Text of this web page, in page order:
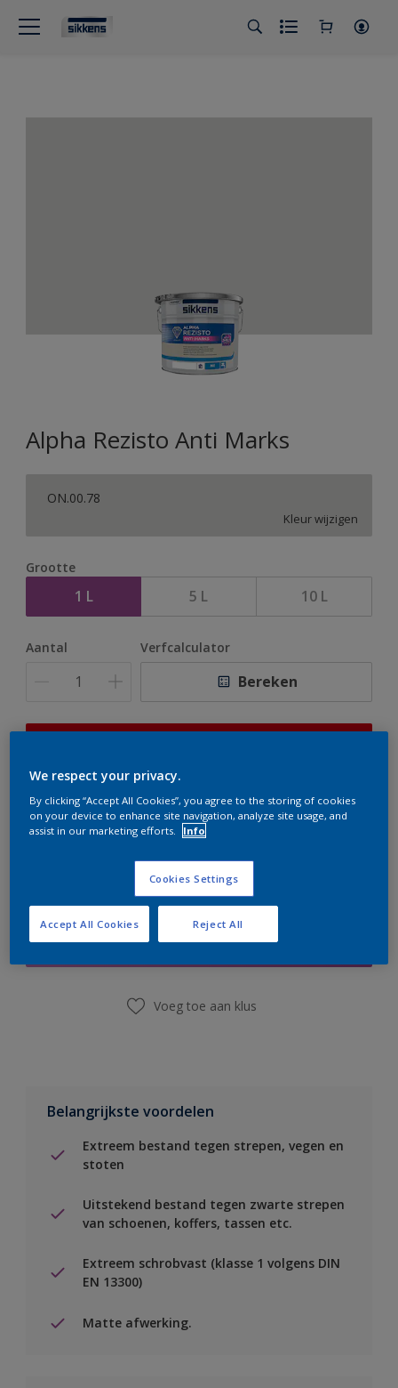
Alpha Rezisto Anti Marks
ON.00.78
Kleur wijzigen
Grootte
1 L 5 L 10 L
Aantal Verfcalculator
Bereken
er hard aan om de voorraad aan te vullen.
Boodschappenlijst
Vind een winkel
Voeg toe aan klus
Belangrijkste voordelen
Extreem bestand tegen strepen, vegen en
stoten
Uitstekend bestand tegen zwarte strepen
van schoenen, koffers, tassen etc.
Extreem schrobvast (klasse 1 volgens DIN
EN 13300)
Matte afwerking.
We respect your privacy.
By clicking “Accept All Cookies”, you agree to the storing of cookies
on your device to enhance site navigation, analyze site usage, and
assist in our marketing efforts.
Info
Cookies Settings
Reject All
Accept All Cookies